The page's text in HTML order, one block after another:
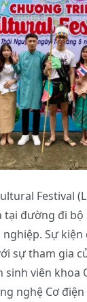
Festival
đường đi
Sự
sự tham gia
sinh viên khoa
nghệ Cơ